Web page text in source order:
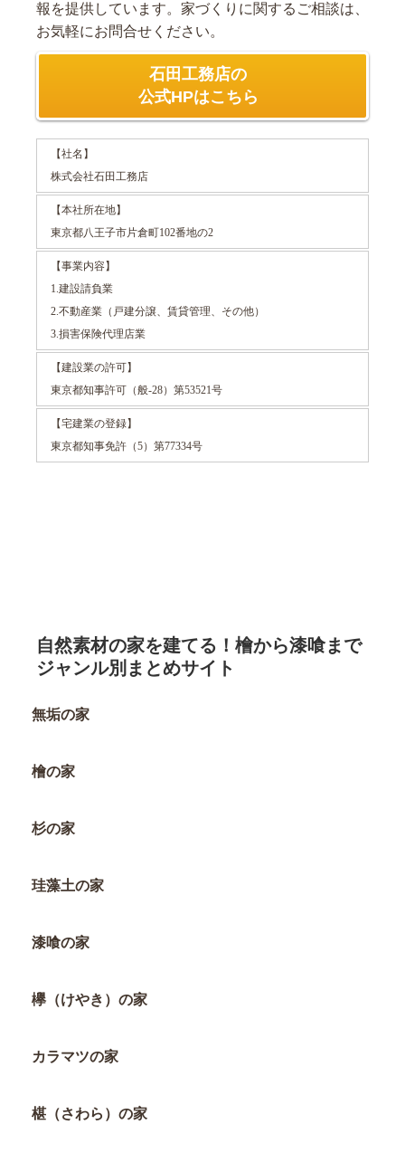
報を提供しています。家づくりに関するご相談は、
お気軽にお問合せください。
石田工務店の
公式HPはこちら
【社名】
株式会社石田工務店
【本社所在地】
東京都八王子市片倉町102番地の2
【事業内容】
1.建設請負業
2.不動産業（戸建分譲、賃貸管理、その他）
3.損害保険代理店業
【建設業の許可】
東京都知事許可（般-28）第53521号
【宅建業の登録】
東京都知事免許（5）第77334号
自然素材の家を建てる！檜から漆喰まで
ジャンル別まとめサイト
無垢の家
檜の家
杉の家
珪藻土の家
漆喰の家
欅（けやき）の家
カラマツの家
椹（さわら）の家